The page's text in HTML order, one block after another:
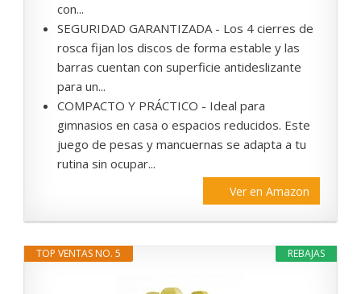
con...
SEGURIDAD GARANTIZADA - Los 4 cierres de
rosca fijan los discos de forma estable y las
barras cuentan con superficie antideslizante
para un...
COMPACTO Y PRÁCTICO - Ideal para
gimnasios en casa o espacios reducidos. Este
juego de pesas y mancuernas se adapta a tu
rutina sin ocupar...
Ver en Amazon
REBAJAS
TOP VENTAS NO. 5